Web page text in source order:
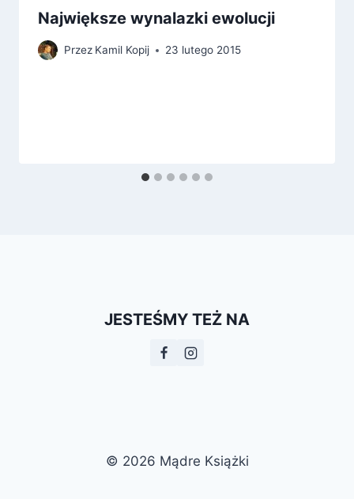
Największe wynalazki ewolucji
Przez Kamil Kopij 23 lutego 2015
JESTEŚMY TEŻ NA
© 2026 Mądre Książki